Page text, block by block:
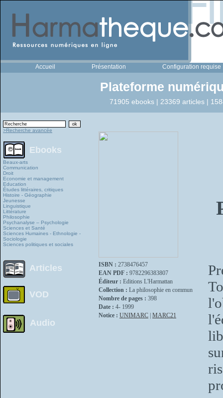
Accueil Présentation Configuration requise
Plateforme
71905 ebooks | 23369 articles |
>Recherche avancée
Ebooks
Beaux-arts
Communication
Droit
Economie et management
Education
Études littéraires, critiques
Histoire - Géographie
Jeunesse
Linguistique
Littérature
Philosophie
Psychanalyse – Psychologie
Sciences et Santé
Sciences Humaines - Ethnologie -
Sociologie
Sciences politiques et sociales
Articles
VOD
Audio
ISBN : 2738476457
EAN PDF : 9782296383807
Éditeur : Editions L'Harmattan
Collection : La philosophie en commun
Nombre de pages : 398
Date : 4- 1999
Notice : UNIMARC MARC21